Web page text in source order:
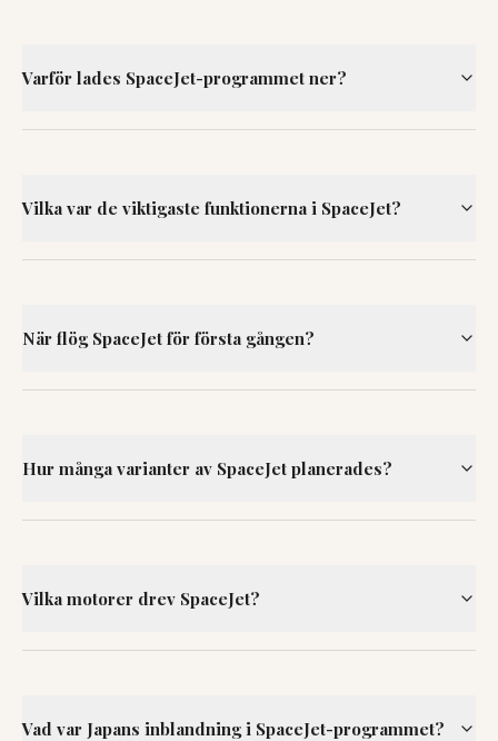
Varför lades SpaceJet-programmet ner?
Vilka var de viktigaste funktionerna i SpaceJet?
När flög SpaceJet för första gången?
Hur många varianter av SpaceJet planerades?
Vilka motorer drev SpaceJet?
Vad var Japans inblandning i SpaceJet-programmet?